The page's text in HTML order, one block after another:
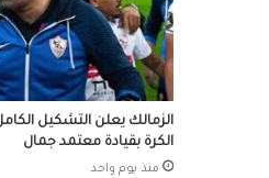
الزمالك يعلن التشكيل
الكرة بقيادة معتمد جمال
منذ يوم واحد